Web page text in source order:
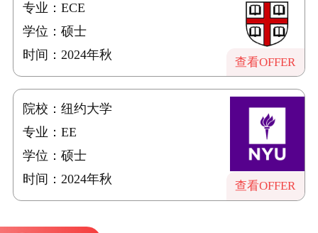
专业：ECE
学位：硕士
时间：2024年秋
查看OFFER
院校：纽约大学
专业：EE
学位：硕士
时间：2024年秋
查看OFFER